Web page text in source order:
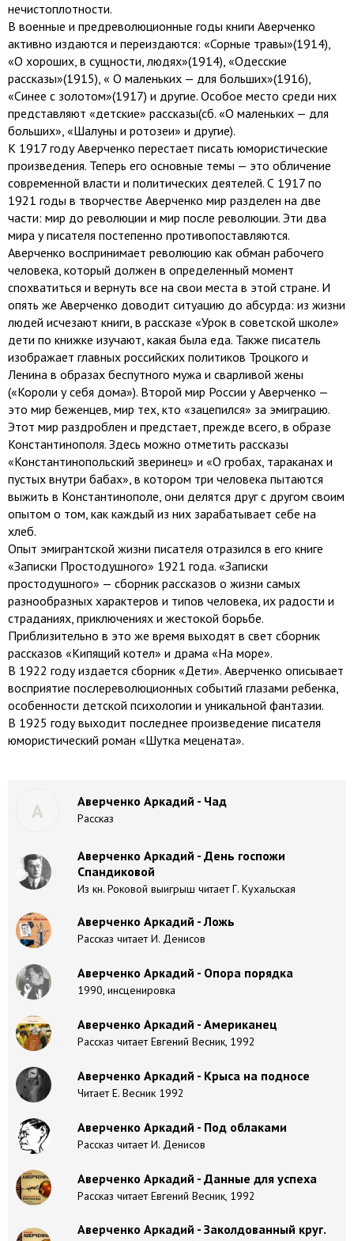
нечистоплотности.
В военные и предреволюционные годы книги Аверченко
активно издаются и переиздаются: «Сорные травы»(1914),
«О хороших, в сущности, людях»(1914), «Одесские
рассказы»(1915), « О маленьких — для больших»(1916),
«Синее с золотом»(1917) и другие. Особое место среди них
представляют «детские» рассказы(сб. «О маленьких — для
больших», «Шалуны и ротозеи» и другие).
К 1917 году Аверченко перестает писать юмористические
произведения. Теперь его основные темы — это обличение
современной власти и политических деятелей. С 1917 по
1921 годы в творчестве Аверченко мир разделен на две
части: мир до революции и мир после революции. Эти два
мира у писателя постепенно противопоставляются.
Аверченко воспринимает революцию как обман рабочего
человека, который должен в определенный момент
спохватиться и вернуть все на свои места в этой стране. И
опять же Аверченко доводит ситуацию до абсурда: из жизни
людей исчезают книги, в рассказе «Урок в советской школе»
дети по книжке изучают, какая была еда. Также писатель
изображает главных российских политиков Троцкого и
Ленина в образах беспутного мужа и сварливой жены
(«Короли у себя дома»). Второй мир России у Аверченко —
это мир беженцев, мир тех, кто «зацепился» за эмиграцию.
Этот мир раздроблен и предстает, прежде всего, в образе
Константинополя. Здесь можно отметить рассказы
«Константинопольский зверинец» и «О гробах, тараканах и
пустых внутри бабах», в котором три человека пытаются
выжить в Константинополе, они делятся друг с другом своим
опытом о том, как каждый из них зарабатывает себе на
хлеб.
Опыт эмигрантской жизни писателя отразился в его книге
«Записки Простодушного» 1921 года. «Записки
простодушного» — сборник рассказов о жизни самых
разнообразных характеров и типов человека, их радости и
страданиях, приключениях и жестокой борьбе.
Приблизительно в это же время выходят в свет сборник
рассказов «Кипящий котел» и драма «На море».
В 1922 году издается сборник «Дети». Аверченко описывает
восприятие послереволюционных событий глазами ребенка,
особенности детской психологии и уникальной фантазии.
В 1925 году выходит последнее произведение писателя
юмористический роман «Шутка мецената».
А Аверченко Аркадий - Чад
Рассказ
Аверченко Аркадий - День госпожи
Спандиковой
Из кн. Роковой выигрыш читает Г. Кухальская
Аверченко Аркадий - Ложь
Рассказ читает И. Денисов
Аверченко Аркадий - Опора порядка
1990, инсценировка
Аверченко Аркадий - Американец
Рассказ читает Евгений Весник, 1992
Аверченко Аркадий - Крыса на подносе
Читает Е. Весник 1992
Аверченко Аркадий - Под облаками
Рассказ читает И. Денисов
Аверченко Аркадий - Данные для успеха
Рассказ читает Евгений Весник, 1992
Аверченко Аркадий - Заколдованный круг.